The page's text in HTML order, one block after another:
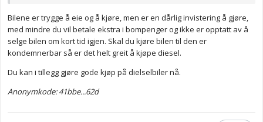
Bilene er trygge å eie og å kjøre, men er en dårlig invistering å gjøre,
med mindre du vil betale ekstra i bompenger og ikke er opptatt av å
selge bilen om kort tid igjen. Skal du kjøre bilen til den er
kondemnerbar så er det helt greit å kjøpe diesel.
Du kan i tillegg gjøre gode kjøp på dielselbiler nå.
Anonymkode: 41bbe...62d